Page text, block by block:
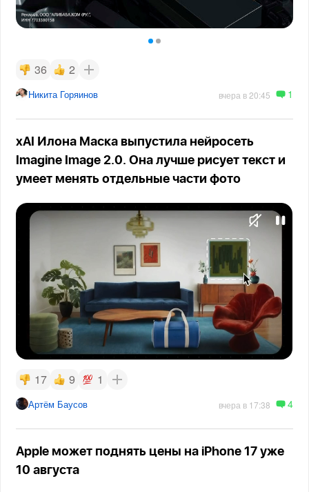
36 2
Никита Горяинов вчера в 20:45 1
xAI Илона Маска выпустила нейросеть
Imagine Image 2.0. Она лучше рисует текст и
умеет менять отдельные части фото
17 9 1
Артём Баусов вчера в 17:38 4
Apple может поднять цены на iPhone 17 уже
10 августа